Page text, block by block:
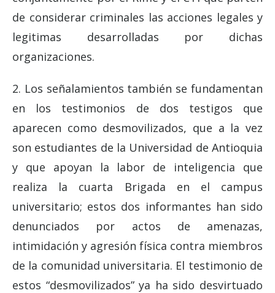
de considerar criminales las acciones legales y
legitimas desarrolladas por dichas
organizaciones.
2. Los señalamientos también se fundamentan
en los testimonios de dos testigos que
aparecen como desmovilizados, que a la vez
son estudiantes de la Universidad de Antioquia
y que apoyan la labor de inteligencia que
realiza la cuarta Brigada en el campus
universitario; estos dos informantes han sido
denunciados por actos de amenazas,
intimidación y agresión física contra miembros
de la comunidad universitaria. El testimonio de
estos “desmovilizados” ya ha sido desvirtuado